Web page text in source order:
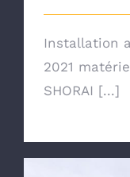
Installation
2021
SHORAI [...]